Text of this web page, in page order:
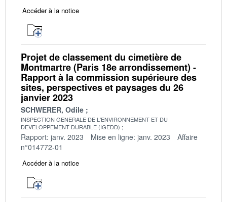
Accéder à la notice
Projet de classement du cimetière de
Montmartre (Paris 18e arrondissement) -
Rapport à la commission supérieure des
sites, perspectives et paysages du 26
janvier 2023
SCHWERER, Odile
INSPECTION GENERALE DE L'ENVIRONNEMENT ET DU
DEVELOPPEMENT DURABLE (IGEDD)
Rapport: janv. 2023 Mise en ligne: janv. 2023
Affaire
n°014772-01
Accéder à la notice